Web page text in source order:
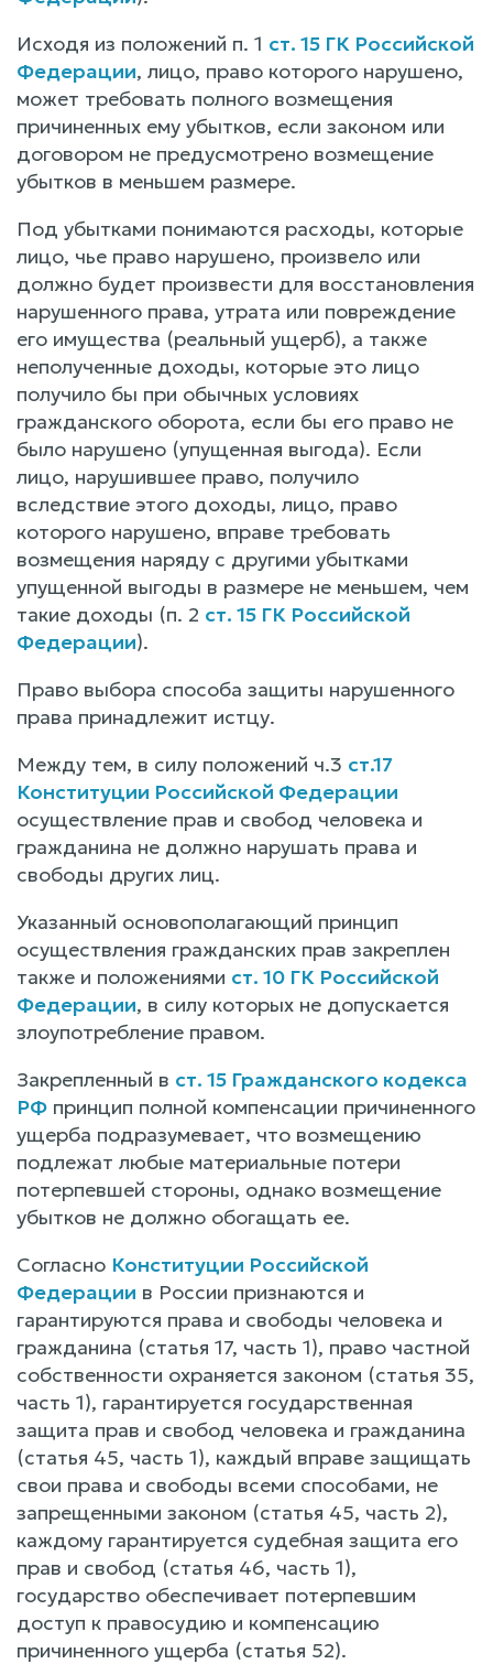
Исходя из положений п. 1 ст. 15 ГК Российской
Федерации, лицо, право которого нарушено,
может требовать полного возмещения
причиненных ему убытков, если законом или
договором не предусмотрено возмещение
убытков в меньшем размере.
Под убытками понимаются расходы, которые
лицо, чье право нарушено, произвело или
должно будет произвести для восстановления
нарушенного права, утрата или повреждение
его имущества (реальный ущерб), а также
неполученные доходы, которые это лицо
получило бы при обычных условиях
гражданского оборота, если бы его право не
было нарушено (упущенная выгода). Если
лицо, нарушившее право, получило
вследствие этого доходы, лицо, право
которого нарушено, вправе требовать
возмещения наряду с другими убытками
упущенной выгоды в размере не меньшем, чем
такие доходы (п. 2 ст. 15 ГК Российской
Федерации).
Право выбора способа защиты нарушенного
права принадлежит истцу.
Между тем, в силу положений ч.3 ст.17
Конституции Российской Федерации
осуществление прав и свобод человека и
гражданина не должно нарушать права и
свободы других лиц.
Указанный основополагающий принцип
осуществления гражданских прав закреплен
также и положениями ст. 10 ГК Российской
Федерации, в силу которых не допускается
злоупотребление правом.
Закрепленный в ст. 15 Гражданского кодекса
РФ принцип полной компенсации причиненного
ущерба подразумевает, что возмещению
подлежат любые материальные потери
потерпевшей стороны, однако возмещение
убытков не должно обогащать ее.
Согласно Конституции Российской
Федерации в России признаются и
гарантируются права и свободы человека и
гражданина (статья 17, часть 1), право частной
собственности охраняется законом (статья 35,
часть 1), гарантируется государственная
защита прав и свобод человека и гражданина
(статья 45, часть 1), каждый вправе защищать
свои права и свободы всеми способами, не
запрещенными законом (статья 45, часть 2),
каждому гарантируется судебная защита его
прав и свобод (статья 46, часть 1),
государство обеспечивает потерпевшим
доступ к правосудию и компенсацию
причиненного ущерба (статья 52).